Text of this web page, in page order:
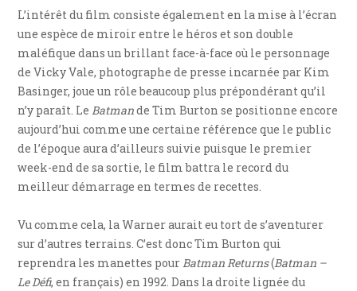
L’intérêt du film consiste également en la mise à l’écran
une espèce de miroir entre le héros et son double
maléfique dans un brillant face-à-face où le personnage
de Vicky Vale, photographe de presse incarnée par Kim
Basinger, joue un rôle beaucoup plus prépondérant qu’il
n’y paraît. LeBatmande Tim Burton se positionne encore
aujourd’hui comme une certaine référence que le public
de l’époque aura d’ailleurs suivie puisque le premier
week-end de sa sortie, le film battra le record du
meilleur démarrage en termes de recettes.
Vu comme cela, la Warner aurait eu tort de s’aventurer
sur d’autres terrains. C’est donc Tim Burton qui
reprendra les manettes pourBatman Returns(Batman –
Le Défi, en français) en 1992. Dans la droite lignée du